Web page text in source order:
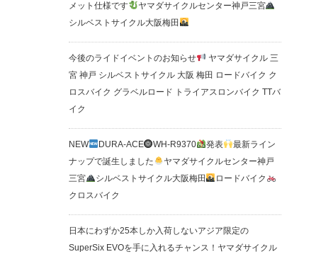
メット仕様です
ヤマダサイクルセンター神戸三宮
シルベストサイクル大阪梅田
今後のライドイベントのお知らせ
ヤマダサイクル 三
宮 神戸 シルベストサイクル 大阪 梅田 ロードバイク ク
ロスバイク グラベルロード トライアスロンバイク TTバ
イク
NEW DURA-ACE WH-R9370 発表
最新ライン
ナップで誕生しました
ヤマダサイクルセンター神戸
三宮
シルベストサイクル大阪梅田
ロードバイク
クロスバイク
日本にわずか25本しか入荷しないアジア限定の
SuperSix EVOを手に入れるチャンス！ヤマダサイクル